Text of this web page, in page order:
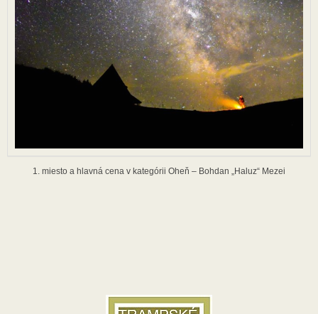
1. miesto a hlavná cena v kategórii Oheň – Bohdan „Haluz“ Mezei